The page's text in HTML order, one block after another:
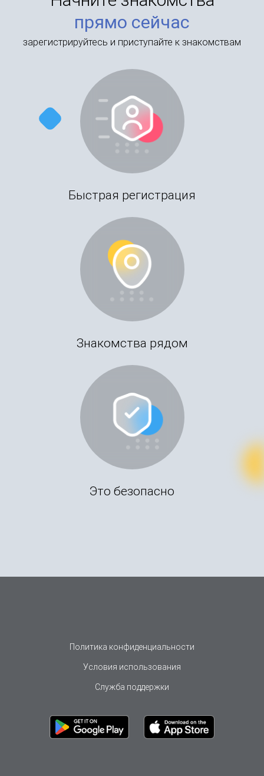
прямо сейчас
зарегистрируйтесь и приступайте к знакомствам
Быстрая регистрация
Знакомства рядом
Это безопасно
Политика конфиденциальности
Условия использования
Служба поддержки